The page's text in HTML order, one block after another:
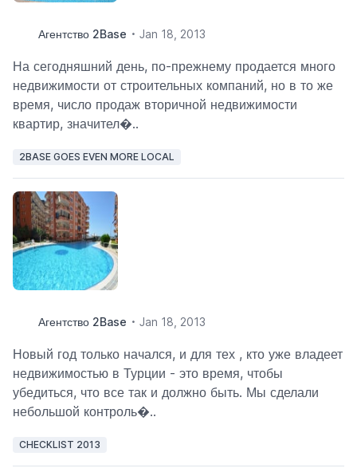
Агентство 2Base Jan 18, 2013
На сегодняшний день, по-прежнему продается много
недвижимости от строительных компаний, но в то же
время, число продаж вторичной недвижимости
квартир, значител�..
2BASE GOES EVEN MORE LOCAL
Агентство 2Base Jan 18, 2013
Новый год только начался, и для тех , кто уже владеет
недвижимостью в Турции - это время, чтобы
убедиться, что все так и должно быть. Мы сделали
небольшой контроль�..
CHECKLIST 2013